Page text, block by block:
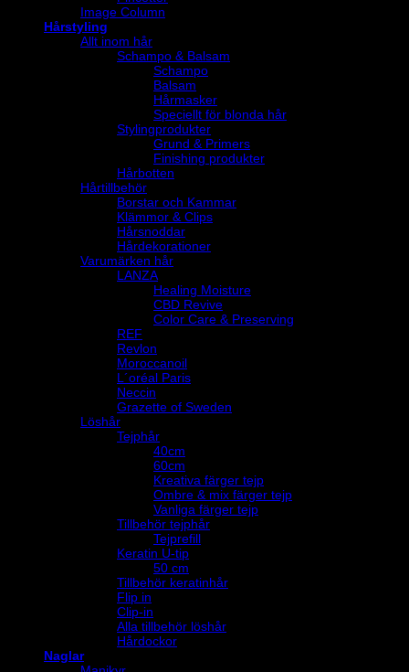
Image Column
Hårstyling
Allt inom hår
Schampo & Balsam
Schampo
Balsam
Hårmasker
Speciellt för blonda hår
Stylingprodukter
Grund & Primers
Finishing produkter
Hårbotten
Hårtillbehör
Borstar och Kammar
Klämmor & Clips
Hårsnoddar
Hårdekorationer
Varumärken hår
LANZA
Healing Moisture
CBD Revive
Color Care & Preserving
REF
Revlon
Moroccanoil
L´oréal Paris
Neccin
Grazette of Sweden
Löshår
Tejphår
40cm
60cm
Kreativa färger tejp
Ombre & mix färger tejp
Vanliga färger tejp
Tillbehör tejphår
Tejprefill
Keratin U-tip
50 cm
Tillbehör keratinhår
Flip in
Clip-in
Alla tillbehör löshår
Hårdockor
Naglar